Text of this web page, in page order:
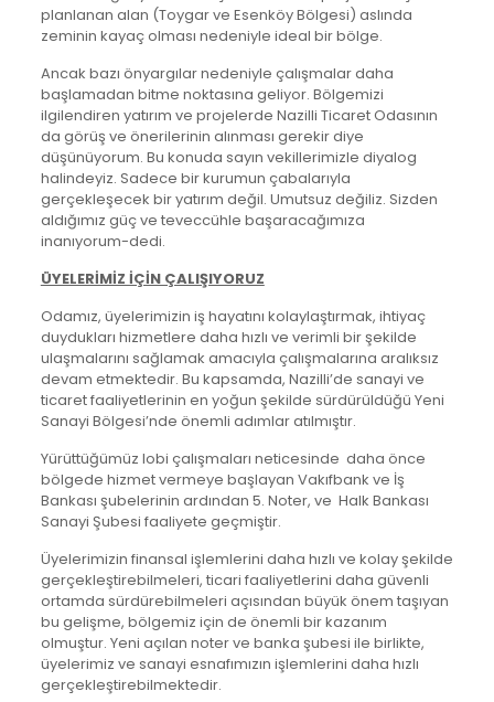
planlanan alan (Toygar ve Esenköy Bölgesi) aslında
zeminin kayaç olması nedeniyle ideal bir bölge.
Ancak bazı önyargılar nedeniyle çalışmalar daha
başlamadan bitme noktasına geliyor. Bölgemizi
ilgilendiren yatırım ve projelerde Nazilli Ticaret Odasının
da görüş ve önerilerinin alınması gerekir diye
düşünüyorum. Bu konuda sayın vekillerimizle diyalog
halindeyiz. Sadece bir kurumun çabalarıyla
gerçekleşecek bir yatırım değil. Umutsuz değiliz. Sizden
aldığımız güç ve teveccühle başaracağımıza
inanıyorum-dedi.
ÜYELERİMİZ İÇİN ÇALIŞIYORUZ
Odamız, üyelerimizin iş hayatını kolaylaştırmak, ihtiyaç
duydukları hizmetlere daha hızlı ve verimli bir şekilde
ulaşmalarını sağlamak amacıyla çalışmalarına aralıksız
devam etmektedir. Bu kapsamda, Nazilli’de sanayi ve
ticaret faaliyetlerinin en yoğun şekilde sürdürüldüğü Yeni
Sanayi Bölgesi’nde önemli adımlar atılmıştır.
Yürüttüğümüz lobi çalışmaları neticesinde daha önce
bölgede hizmet vermeye başlayan Vakıfbank ve İş
Bankası şubelerinin ardından 5. Noter, ve Halk Bankası
Sanayi Şubesi faaliyete geçmiştir.
Üyelerimizin finansal işlemlerini daha hızlı ve kolay şekilde
gerçekleştirebilmeleri, ticari faaliyetlerini daha güvenli
ortamda sürdürebilmeleri açısından büyük önem taşıyan
bu gelişme, bölgemiz için de önemli bir kazanım
olmuştur. Yeni açılan noter ve banka şubesi ile birlikte,
üyelerimiz ve sanayi esnafımızın işlemlerini daha hızlı
gerçekleştirebilmektedir.